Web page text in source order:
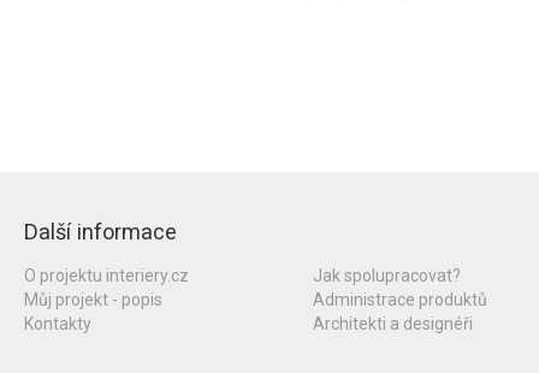
Další informace
O projektu interiery.cz
Můj projekt - popis
Kontakty
Jak spolupracovat?
Administrace produktů
Architekti a designéři